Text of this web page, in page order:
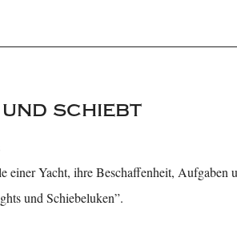
schiebt
Yacht, ihre Beschaffenheit, Aufgaben
und Schiebeluken”.